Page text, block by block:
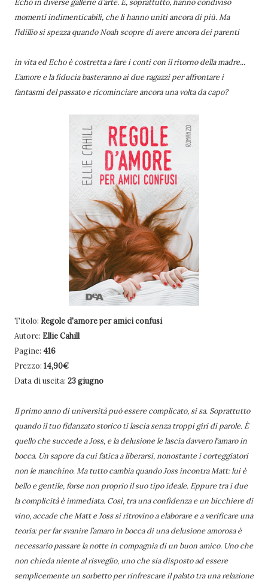
momenti indimenticabili, che li hanno uniti ancora di più. Ma
l’idillio si spezza quando Noah scopre di avere ancora dei parenti
in vita ed Echo è costretta a fare i conti con il ritorno della madre...
L’amore e la fiducia basteranno ai due ragazzi per affrontare i
fantasmi del passato e ricominciare ancora una volta da capo?
Titolo: Regole d'amore per amici confusi
Autore: Ellie Cahill
Pagine: 416
Prezzo: 14,90€
Data di uscita: 23 giugno
Il primo anno di università può essere complicato, si sa. Soprattutto
quando il tuo fidanzato storico ti lascia senza troppi giri di parole. È
quello che succede a Joss, e la delusione le lascia davvero l’amaro in
bocca. Un sapore da cui fatica a liberarsi, nonostante i corteggiatori
non le manchino. Ma tutto cambia quando Joss incontra Matt: lui è
bello e gentile, forse non proprio il suo tipo ideale. Eppure tra i due
la complicità è immediata. Così, tra una confidenza e un bicchiere di
vino, accade che Matt e Joss si ritrovino a elaborare e a verificare una
teoria: per far svanire l’amaro in bocca di una delusione amorosa è
necessario passare la notte in compagnia di un buon amico. Uno che
non chieda niente al risveglio, uno che sia disposto ad essere
semplicemente un sorbetto per rinfrescare il palato tra una relazione